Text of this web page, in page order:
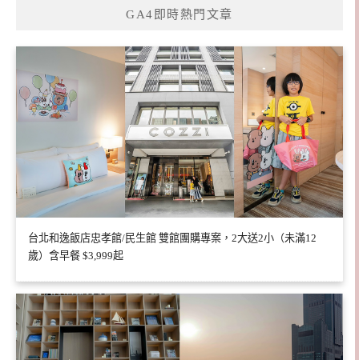
GA4即時熱門文章
台北和逸飯店忠孝館/民生館 雙館團購專案，2大送2小（未滿12
歲）含早餐 $3,999起